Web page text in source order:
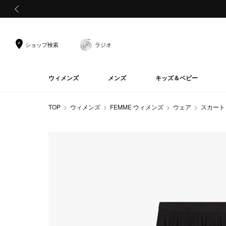
ショップ検索 ラジオ
ウィメンズ メンズ キッズ＆ベビー
TOP ウィメンズ FEMME ウィメンズ ウェア スカート